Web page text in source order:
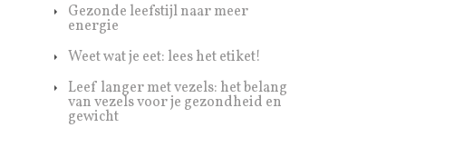
Gezonde leefstijl naar meer
energie
Weet wat je eet: lees het etiket!
Leef langer met vezels: het belang
van vezels voor je gezondheid en
gewicht